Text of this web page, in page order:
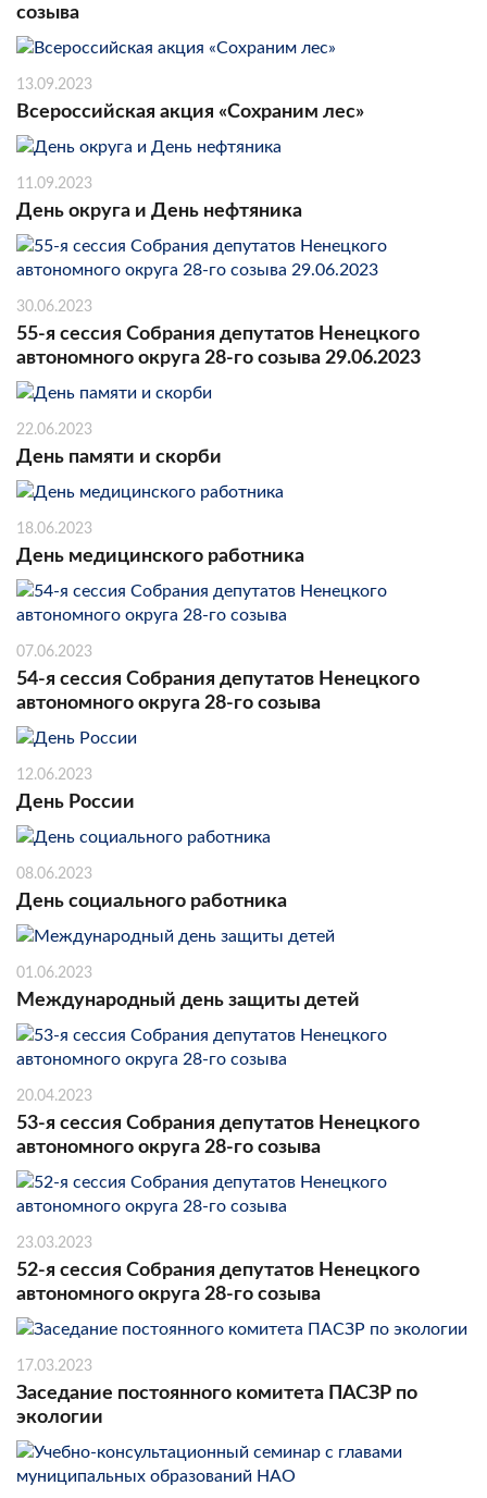
созыва
13.09.2023
Всероссийская акция «Сохраним лес»
11.09.2023
День округа и День нефтяника
30.06.2023
55-я сессия Собрания депутатов Ненецкого
автономного округа 28-го созыва 29.06.2023
22.06.2023
День памяти и скорби
18.06.2023
День медицинского работника
07.06.2023
54-я сессия Собрания депутатов Ненецкого
автономного округа 28-го созыва
12.06.2023
День России
08.06.2023
День социального работника
01.06.2023
Международный день защиты детей
20.04.2023
53-я сессия Собрания депутатов Ненецкого
автономного округа 28-го созыва
23.03.2023
52-я сессия Собрания депутатов Ненецкого
автономного округа 28-го созыва
17.03.2023
Заседание постоянного комитета ПАСЗР по
экологии